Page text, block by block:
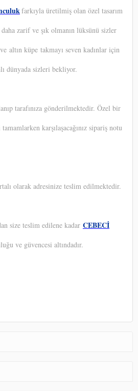
farkıyla üretilmiş olan özel tasarım
zarif ve şık olmanın lüksünü sizler
altın küpe takmayı seven kadınlar için
dünyada sizleri bekliyor.
tarafınıza gönderilmektedir. Özel bir
karşılaşacağınız sipariş notu
olarak adresinize teslim edilmektedir.
size teslim edilene kadar CEBECİ
ve güvencesi altındadır.